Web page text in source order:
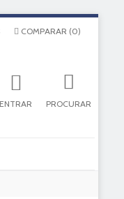
COMPARAR (0)
PROCURAR
ENTRAR